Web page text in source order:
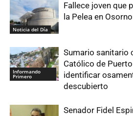
Noticia del Día
Fallece joven que
la Pelea en
Informando
Primero
Sumario sanitario
Católico de
identificar
descubierto
Senador Fidel